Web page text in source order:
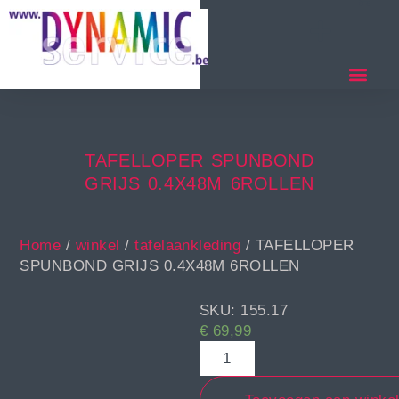
TAFELLOPER SPUNBOND
GRIJS 0.4X48M 6ROLLEN
Home / winkel /tafelaankleding / TAFELLOPER
SPUNBOND GRIJS 0.4X48M 6ROLLEN
SKU: 155.17
€ 69,99